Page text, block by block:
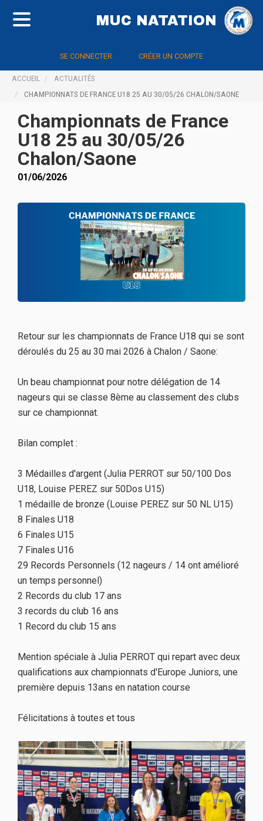
MUC NATATION
SE CONNECTER CRÉER UN COMPTE
ACCUEIL
ACTUALITÉS
CHAMPIONNATS DE FRANCE U18 25 AU 30/05/26 CHALON/SAONE
Championnats de France
U18 25 au 30/05/26
Chalon/Saone
01/06/2026
Retour sur les championnats de France U18 qui se sont
déroulés du 25 au 30 mai 2026 à Chalon / Saone:
Un beau championnat pour notre délégation de 14
nageurs qui se classe 8ème au classement des clubs
sur ce championnat.
Bilan complet :
3 Médailles d'argent (Julia PERROT sur 50/100 Dos
U18, Louise PEREZ sur 50Dos U15)
1 médaille de bronze (Louise PEREZ sur 50 NL U15)
8 Finales U18
6 Finales U15
7 Finales U16
29 Records Personnels (12 nageurs / 14 ont amélioré
un temps personnel)
2 Records du club 17 ans
3 records du club 16 ans
1 Record du club 15 ans
Mention spéciale à Julia PERROT qui repart avec deux
qualifications aux championnats d'Europe Juniors, une
première depuis 13ans en natation course
Félicitations à toutes et tous